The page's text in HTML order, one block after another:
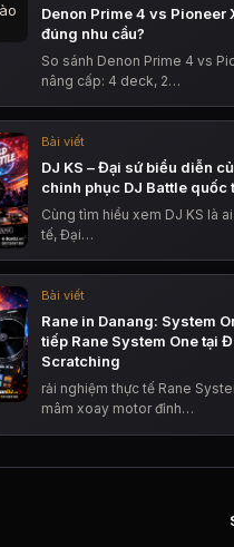
Denon Prime 4 vs Pioneer
đúng nhu cầu?
So sánh Denon Prime 4 vs
nâng cấp: 4 deck, 2…
Bài viết
DJ KS – Đại sứ biểu diễn
chinh phục DJ Battle quốc
Cùng tìm hiểu xem DJ KS là
tế, Đại…
Bài viết
Rane in Danang: System
tiếp Rane System One tại
Scratching
rải nghiệm thực tế Rane
mâm xoay motor đỉnh…